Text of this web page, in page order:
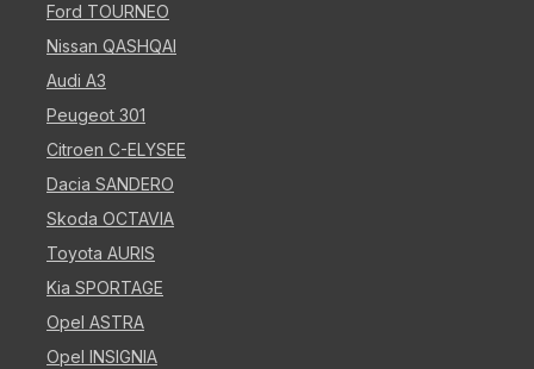
Ford TOURNEO
Nissan QASHQAI
Audi A3
Peugeot 301
Citroen C-ELYSEE
Dacia SANDERO
Skoda OCTAVIA
Toyota AURIS
Kia SPORTAGE
Opel ASTRA
Opel INSIGNIA